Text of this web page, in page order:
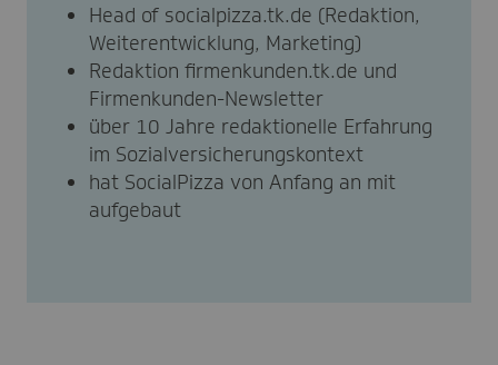
Head of socialpizza.tk.de (Redaktion,
Weiterentwicklung, Marketing)
Redaktion firmenkunden.tk.de und
Firmenkunden-Newsletter
über 10 Jahre redaktionelle Erfahrung
im Sozialversicherungskontext
hat SocialPizza von Anfang an mit
aufgebaut